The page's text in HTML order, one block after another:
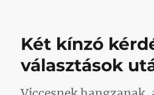
Két kínzó
választások